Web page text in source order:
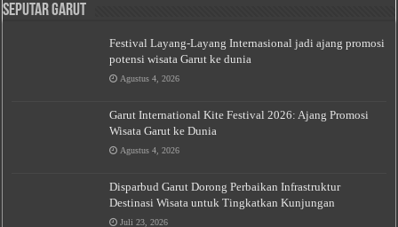
Seputar Garut
Festival Layang-Layang Internasional jadi ajang promosi
potensi wisata Garut ke dunia
Agustus 4, 2026
Garut International Kite Festival 2026: Ajang Promosi
Wisata Garut ke Dunia
Agustus 4, 2026
Disparbud Garut Dorong Perbaikan Infrastruktur
Destinasi Wisata untuk Tingkatkan Kunjungan
Juli 23, 2026